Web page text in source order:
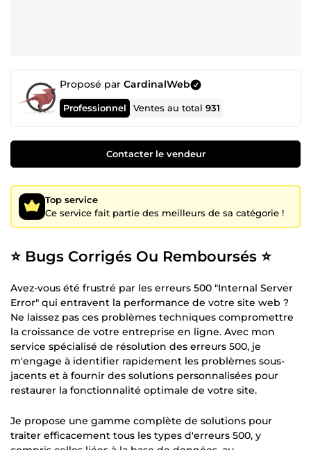
Proposé par CardinalWeb
Professionnel Ventes au total931
Contacter le vendeur
Top service
Ce service fait partie des meilleurs de sa catégorie !
⭐ Bugs Corrigés Ou Remboursés ⭐
Avez-vous été frustré par les erreurs 500 "Internal Server
Error" qui entravent la performance de votre site web ?
Ne laissez pas ces problèmes techniques compromettre
la croissance de votre entreprise en ligne. Avec mon
service spécialisé de résolution des erreurs 500, je
m'engage à identifier rapidement les problèmes sous-
jacents et à fournir des solutions personnalisées pour
restaurer la fonctionnalité optimale de votre site.
Je propose une gamme complète de solutions pour
traiter efficacement tous les types d'erreurs 500, y